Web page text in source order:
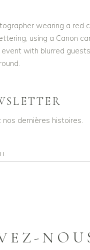
nos dernières histoires.